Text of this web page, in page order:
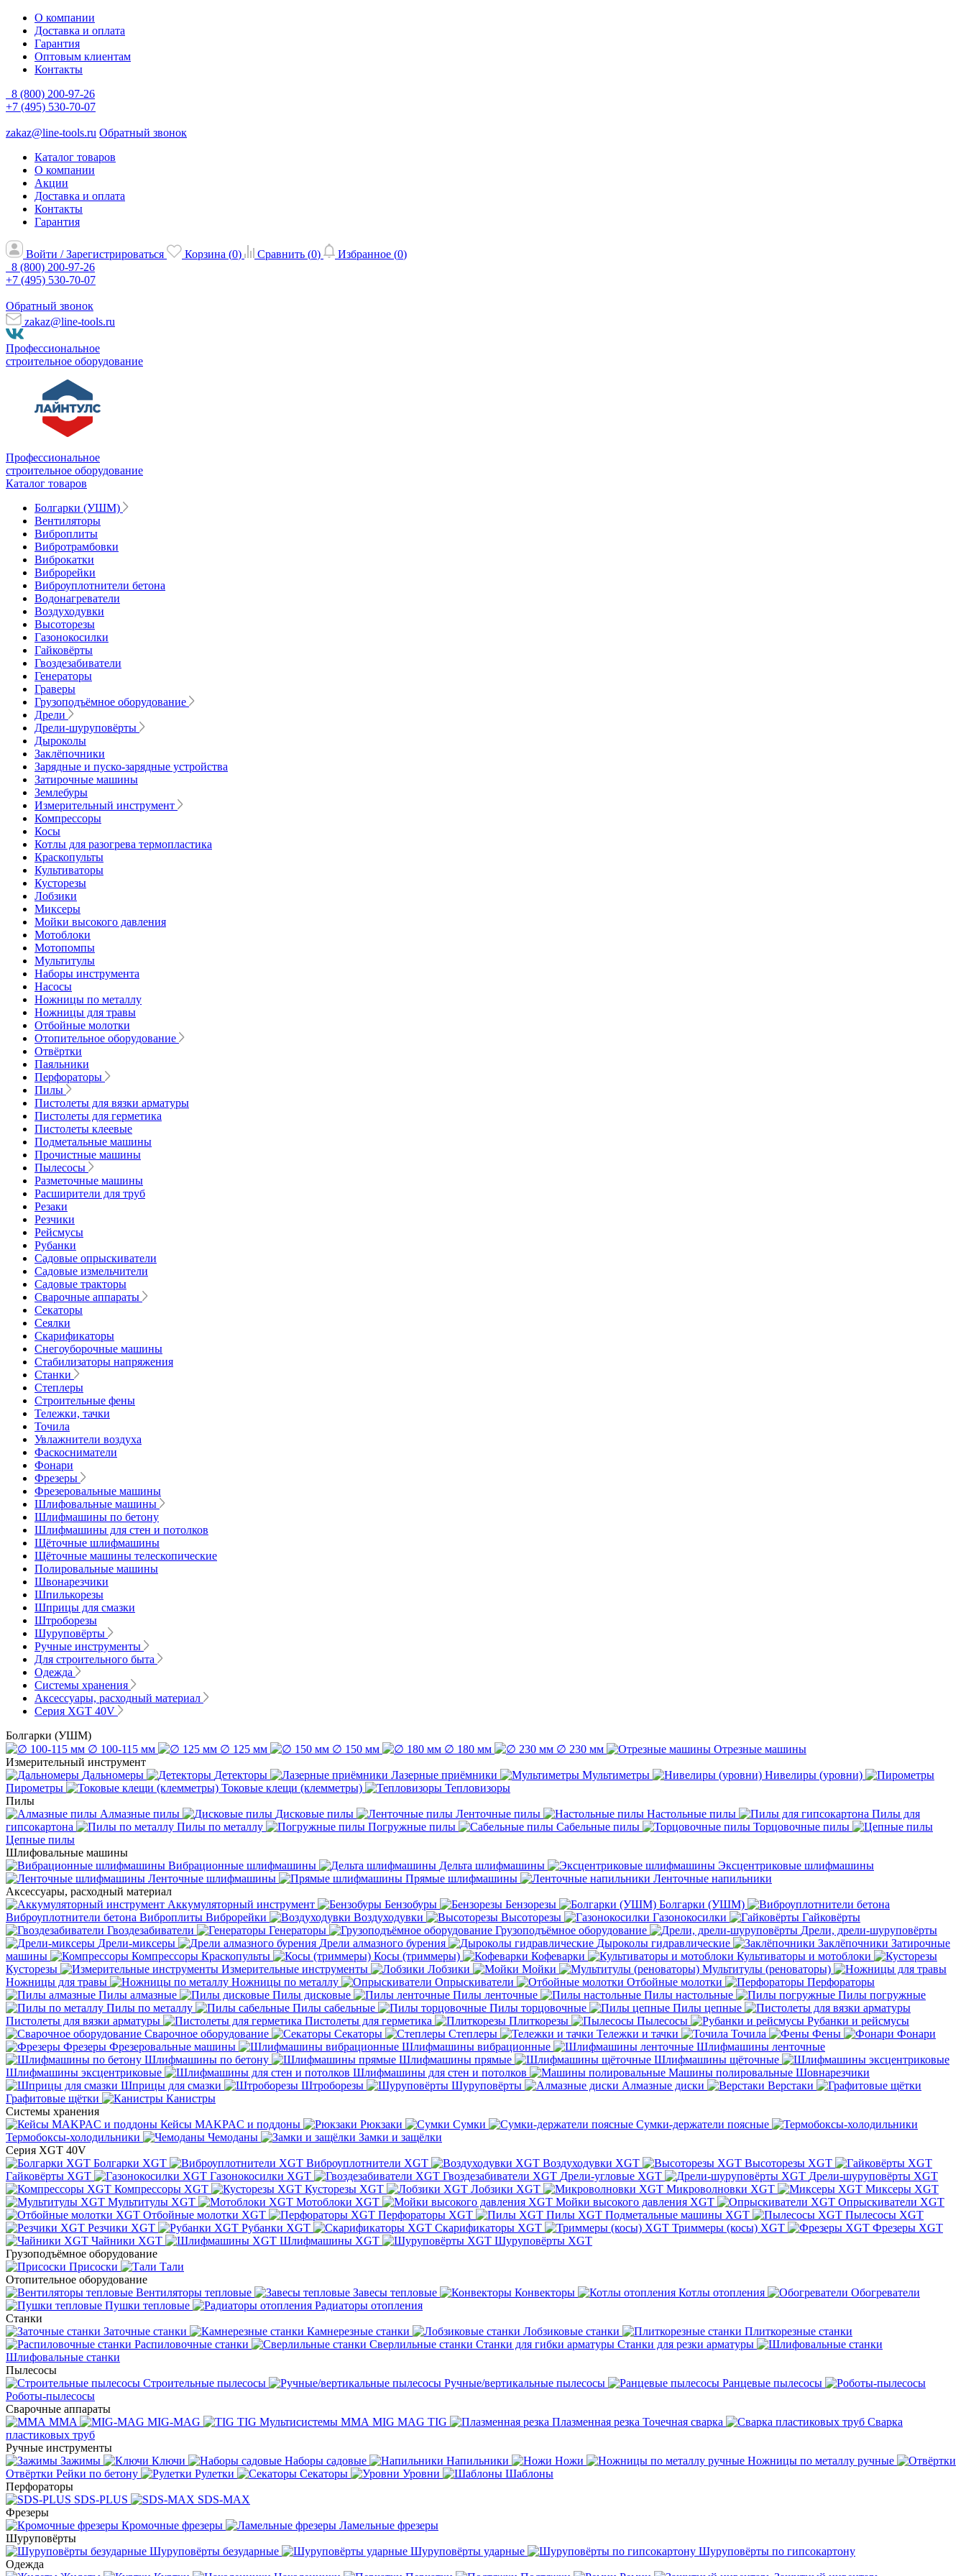
О компании
Доставка и оплата
Гарантия
Оптовым клиентам
Контакты
8 (800) 200-97-26
+7 (495) 530-70-07
zakaz@line-tools.ru Обратный звонок
Каталог товаров
О компании
Акции
Доставка и оплата
Контакты
Гарантия
Войти / Зарегистрироваться Корзина (0) Сравнить (0) Избранное (0)
8 (800) 200-97-26
+7 (495) 530-70-07
Обратный звонок
zakaz@line-tools.ru
Профессиональное
строительное оборудование
Профессиональное
строительное оборудование
Каталог товаров
Болгарки (УШМ)
Вентиляторы
Виброплиты
Вибротрамбовки
Виброкатки
Виброрейки
Виброуплотнители бетона
Водонагреватели
Воздуходувки
Высоторезы
Газонокосилки
Гайковёрты
Гвоздезабиватели
Генераторы
Граверы
Грузоподъёмное оборудование
Дрели
Дрели-шуруповёрты
Дыроколы
Заклёпочники
Зарядные и пуско-зарядные устройства
Затирочные машины
Землебуры
Измерительный инструмент
Компрессоры
Косы
Котлы для разогрева термопластика
Краскопульты
Культиваторы
Кусторезы
Лобзики
Миксеры
Мойки высокого давления
Мотоблоки
Мотопомпы
Мультитулы
Наборы инструмента
Насосы
Ножницы по металлу
Ножницы для травы
Отбойные молотки
Отопительное оборудование
Отвёртки
Паяльники
Перфораторы
Пилы
Пистолеты для вязки арматуры
Пистолеты для герметика
Пистолеты клеевые
Подметальные машины
Прочистные машины
Пылесосы
Разметочные машины
Расширители для труб
Резаки
Резчики
Рейсмусы
Рубанки
Садовые опрыскиватели
Садовые измельчители
Садовые тракторы
Сварочные аппараты
Секаторы
Сеялки
Скарификаторы
Снегоуборочные машины
Стабилизаторы напряжения
Станки
Степлеры
Строительные фены
Тележки, тачки
Точила
Увлажнители воздуха
Фаскосниматели
Фонари
Фрезеры
Фрезеровальные машины
Шлифовальные машины
Шлифмашины по бетону
Шлифмашины для стен и потолков
Щёточные шлифмашины
Щёточные машины телескопические
Полировальные машины
Швонарезчики
Шпилькорезы
Шприцы для смазки
Штроборезы
Шуруповёрты
Ручные инструменты
Для строительного быта
Одежда
Системы хранения
Аксессуары, расходный материал
Серия XGT 40V
Болгарки (УШМ)
∅ 100-115 мм
∅ 125 мм ∅ 150 мм ∅ 180 мм ∅ 230 мм
Отрезные машины
Измерительный инструмент
Дальномеры
Детекторы Лазерные приёмники Мультиметры
Нивелиры (уровни)
Пирометры
Токовые клещи (клемметры)
Тепловизоры
Пилы
Алмазные пилы
Дисковые пилы Ленточные пилы Настольные пилы
Пилы для
гипсокартона
Пилы по металлу Погружные пилы Сабельные пилы
Торцовочные пилы
Цепные пилы
Шлифовальные машины
Вибрационные шлифмашины
Дельта шлифмашины
Эксцентриковые шлифмашины
Ленточные шлифмашины
Прямые шлифмашины
Ленточные напильники
Аксессуары, расходный материал
Аккумуляторный инструмент
Бензобуры Бензорезы
Болгарки (УШМ)
Виброуплотнители бетона Виброплиты Виброрейки Воздуходувки Высоторезы Газонокосилки
Гайковёрты
Гвоздезабиватели
Генераторы Грузоподъёмное оборудование
Дрели, дрели-шуруповёрты
Дрели-миксеры
Дрели алмазного бурения Дыроколы гидравлические Заклёпочники Затирочные
машины
Компрессоры Краскопульты Косы (триммеры) Кофеварки
Культиваторы и мотоблоки
Кусторезы
Измерительные инструменты Лобзики Мойки
Мультитулы (реноваторы)
Ножницы для травы
Ножницы по металлу Опрыскиватели Отбойные молотки
Перфораторы
Пилы алмазные
Пилы дисковые Пилы ленточные Пилы настольные
Пилы погружные
Пилы по металлу
Пилы сабельные Пилы торцовочные
Пилы цепные
Пистолеты для вязки арматуры
Пистолеты для герметика Плиткорезы Пылесосы
Рубанки и рейсмусы
Сварочное оборудование
Секаторы Степлеры Тележки и тачки Точила Фены
Фонари
Фрезеры Фрезеровальные машины Шлифмашины вибрационные
Шлифмашины ленточные
Шлифмашины по бетону
Шлифмашины прямые
Шлифмашины щёточные
Шлифмашины эксцентриковые
Шлифмашины для стен и потолков Машины полировальные Шовнарезчики
Шприцы для смазки
Штроборезы Шуруповёрты Алмазные диски
Верстаки
Графитовые щётки
Канистры
Системы хранения
Кейсы MAKPAC и поддоны
Рюкзаки Сумки
Сумки-держатели поясные
Термобоксы-холодильники
Чемоданы
Замки и защёлки
Серия XGT 40V
Болгарки XGT
Виброуплотнители XGT Воздуходувки XGT
Высоторезы XGT
Гайковёрты XGT
Газонокосилки XGT Гвоздезабиватели XGT Дрели-угловые XGT
Дрели-шуруповёрты XGT
Компрессоры XGT
Кусторезы XGT Лобзики XGT Микроволновки XGT
Миксеры XGT
Мультитулы XGT
Мотоблоки XGT Мойки высокого давления XGT
Опрыскиватели XGT
Отбойные молотки XGT
Перфораторы XGT Пилы XGT Подметальные машины XGT
Пылесосы XGT
Резчики XGT
Рубанки XGT Скарификаторы XGT Триммеры (косы) XGT
Фрезеры XGT
Чайники XGT
Шлифмашины XGT
Шуруповёрты XGT
Грузоподъёмное оборудование
Присоски
Тали
Отопительное оборудование
Вентиляторы тепловые
Завесы тепловые Конвекторы Котлы отопления
Обогреватели
Пушки тепловые
Радиаторы отопления
Станки
Заточные станки
Камнерезные станки Лобзиковые станки
Плиткорезные станки
Распиловочные станки
Сверлильные станки Станки для гибки арматуры Станки для резки арматуры
Шлифовальные станки
Пылесосы
Строительные пылесосы
Ручные/вертикальные пылесосы
Ранцевые пылесосы
Роботы-пылесосы
Сварочные аппараты
MMA
MIG-MAG TIG Мультисистемы ММА MIG MAG TIG Плазменная резка Точечная сварка
Cварка
пластиковых труб
Ручные инструменты
Зажимы
Ключи Наборы садовые Напильники Ножи
Ножницы по металлу ручные
Отвёртки Рейки по бетону Рулетки Секаторы Уровни
Шаблоны
Перфораторы
SDS-PLUS
SDS-MAX
Фрезеры
Кромочные фрезеры
Ламельные фрезеры
Шуруповёрты
Шуруповёрты безударные
Шуруповёрты ударные
Шуруповёрты по гипсокартону
Одежда